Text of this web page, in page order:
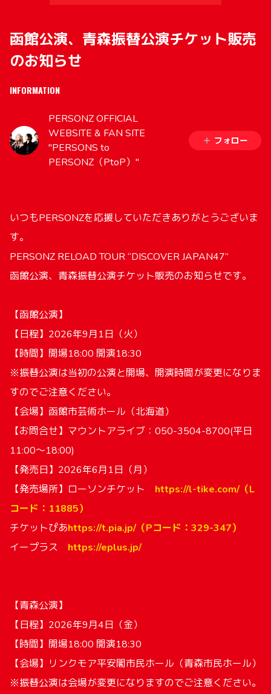
函館公演、青森振替公演チケット販売
のお知らせ
INFORMATION
PERSONZ OFFICIAL
WEBSITE & FAN SITE
"PERSONS to
PERSONZ（PtoP）"
フォロー
いつもPERSONZを応援していただきありがとうございま
す。
PERSONZ RELOAD TOUR “DISCOVER JAPAN47”
函館公演、青森振替公演チケット販売のお知らせです。
【函館公演】
【日程】2026年9月1日（火）
【時間】開場18:00 開演18:30
※振替公演は当初の公演と開場、開演時間が変更になりま
すのでご注意ください。
【会場】函館市芸術ホール（北海道）
【お問合せ】マウントアライブ：050-3504-8700(平日
11:00〜18:00)
【発売日】2026年6月1日（月）
【発売場所】ローソンチケット https://l-tike.com/（L
コード：11885）
チケットぴあhttps://t.pia.jp/（Pコード：329-347）
イープラス https://eplus.jp/
【青森公演】
【日程】2026年9月4日（金）
【時間】開場18:00 開演18:30
【会場】リンクモア平安閣市民ホール（青森市民ホール）
※振替公演は会場が変更になりますのでご注意ください。